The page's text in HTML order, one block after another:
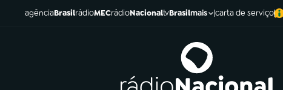
agênciaBrasilrádioMECrádioNacionaltvBrasilmais carta de serviço